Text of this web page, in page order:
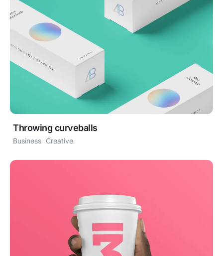
Throwing curveballs
Business Creative